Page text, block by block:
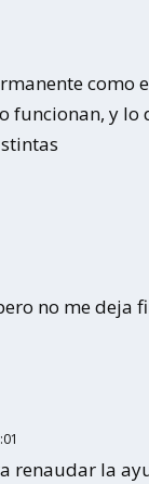
como
funcionan, y
no me deja
renaudar la